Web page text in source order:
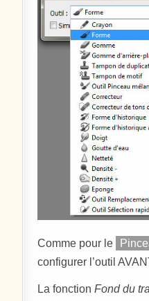
Comme pour le
configurer l’outil
La fonctionFond du